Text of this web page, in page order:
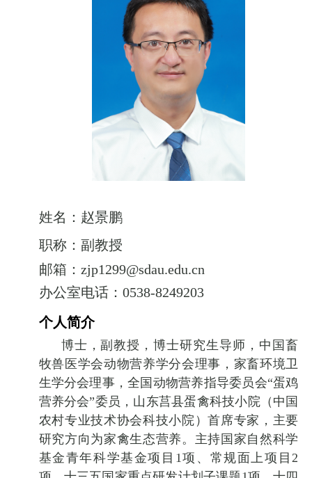
姓名：赵景鹏
职称：副教授
邮箱： zjp1299@sdau.edu.cn
办公室电话： 0538-8249203
个人简介
博士，副教授，博士研究生导师，中国畜
牧兽医学会动物营养学分会理事，家畜环境卫
生学分会理事，全国动物营养指导委员会“蛋鸡
营养分会”委员，山东莒县蛋禽科技小院（中国
农村专业技术协会科技小院）首席专家，主要
研究方向为家禽生态营养。 主持国家自然科学
基金青年科学基金项目 1项、常规面上项目2